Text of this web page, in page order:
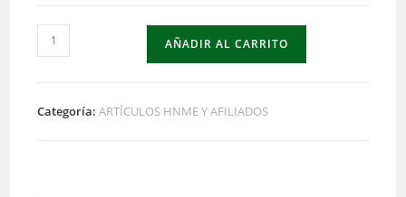
Chaleco
de
AÑADIR AL CARRITO
Categoría:ARTÍCULOS HNME Y AFILIADOS